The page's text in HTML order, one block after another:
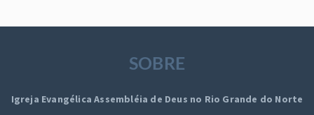
SOBRE
Igreja Evangélica Assembléia de Deus no Rio Grande do Norte